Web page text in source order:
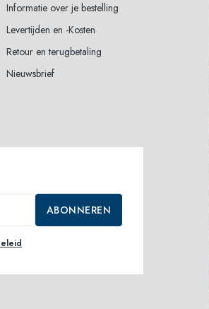
Informatie over je bestelling
Levertijden en -Kosten
Retour en terugbetaling
Nieuwsbrief
ABONNEREN